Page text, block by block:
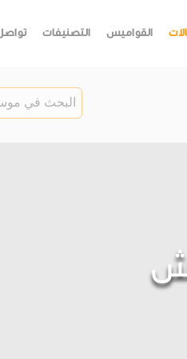
القواميس التصنيفات